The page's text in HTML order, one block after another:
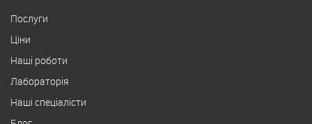
Послуги
Ціни
Наші роботи
Лабораторія
Наші спеціалісти